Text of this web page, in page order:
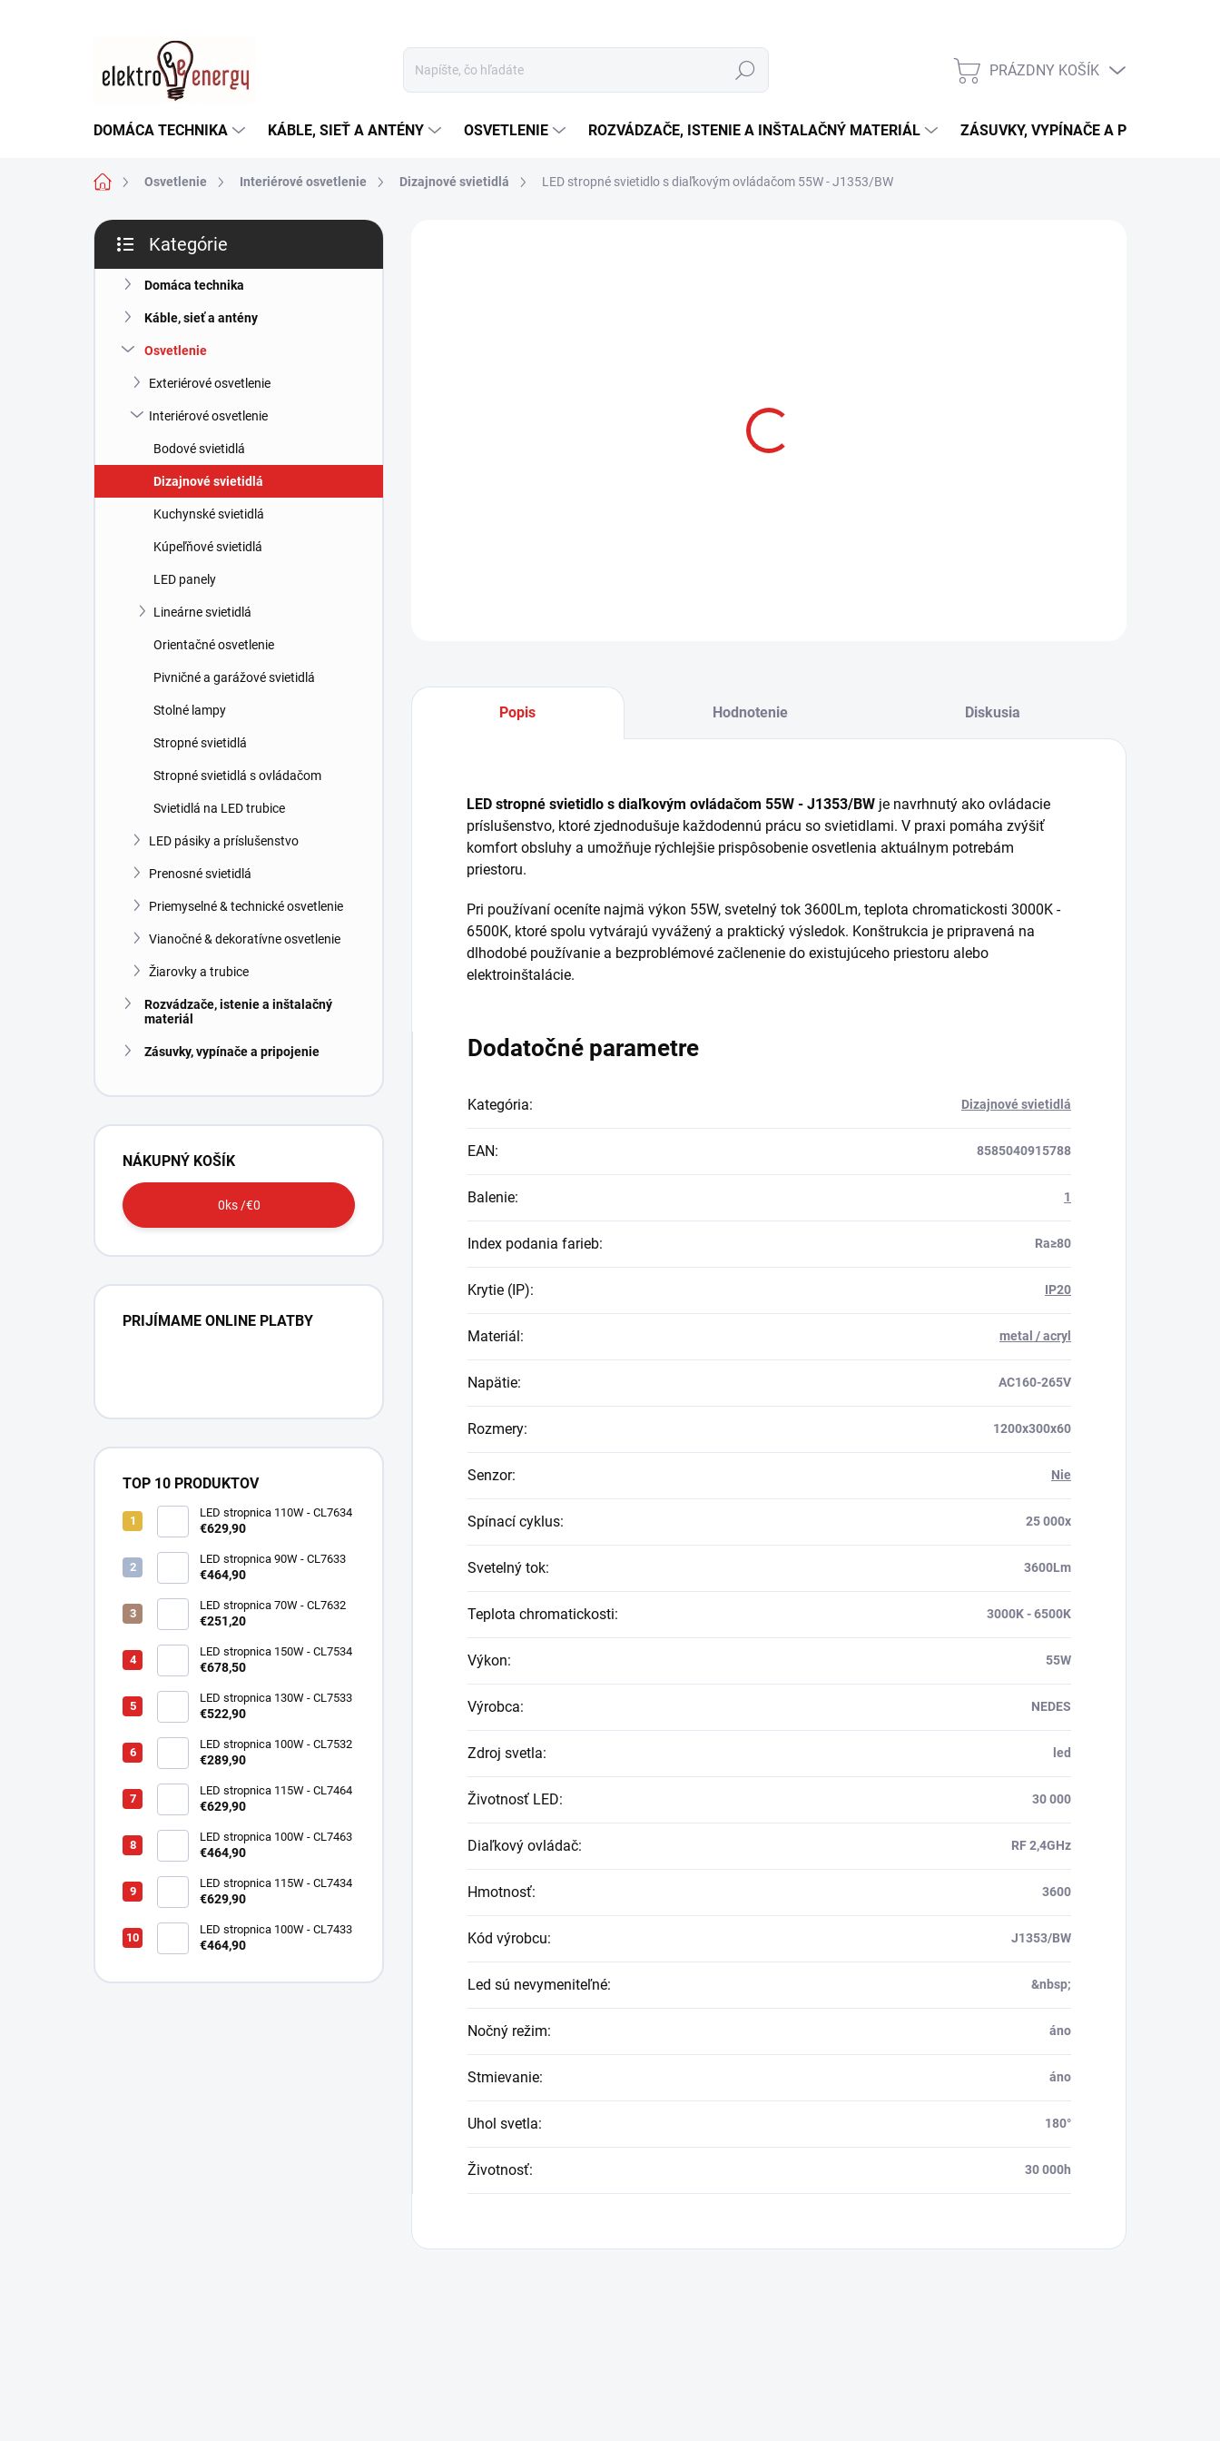
Hľadať
NÁKUPNÝ
PRÁZDNY KOŠÍK
DOMÁCA TECHNIKA KÁBLE, SIEŤ A ANTÉNY OSVETLENIE ROZVÁDZAČE, ISTENIE A INŠTALAČNÝ MATERIÁL ZÁSUVKY, VYPÍNAČE A PRIPOJENIE
DomovOsvetlenie Interiérové osvetlenie Dizajnové svietidlá LED stropné svietidlo s diaľkovým ovládačom 55W - J1353/BW
B
č
kategórie
Kategórie
Domáca technika
Káble, sieť a antény
Osvetlenie
Exteriérové osvetlenie
Interiérové osvetlenie
Bodové svietidlá
Dizajnové svietidlá
Kuchynské svietidlá
Kúpeľňové svietidlá
LED panely
Lineárne svietidlá
Orientačné osvetlenie
Pivničné a garážové svietidlá
Stolné lampy
Stropné svietidlá
Stropné svietidlá s ovládačom
Svietidlá na LED trubice
LED pásiky a príslušenstvo
Prenosné svietidlá
Priemyselné & technické osvetlenie
Vianočné & dekoratívne osvetlenie
Žiarovky a trubice
Rozvádzače, istenie a inštalačný
materiál
Zásuvky, vypínače a pripojenie
NÁKUPNÝ KOŠÍK
0ks /€0
PRIJÍMAME ONLINE PLATBY
TOP 10 PRODUKTOV
LED stropnica 110W - CL7634
€629,90
LED stropnica 90W - CL7633
€464,90
LED stropnica 70W - CL7632
€251,20
LED stropnica 150W - CL7534
€678,50
LED stropnica 130W - CL7533
€522,90
LED stropnica 100W - CL7532
€289,90
LED stropnica 115W - CL7464
€629,90
LED stropnica 100W - CL7463
€464,90
LED stropnica 115W - CL7434
€629,90
LED stropnica 100W - CL7433
€464,90
Popis Hodnotenie Diskusia
LED stropné svietidlo s diaľkovým ovládačom 55W - J1353/BW je navrhnutý ako ovládacie
príslušenstvo, ktoré zjednodušuje každodennú prácu so svietidlami. V praxi pomáha zvýšiť
komfort obsluhy a umožňuje rýchlejšie prispôsobenie osvetlenia aktuálnym potrebám
priestoru.
Pri používaní oceníte najmä výkon 55W, svetelný tok 3600Lm, teplota chromatickosti 3000K -
6500K, ktoré spolu vytvárajú vyvážený a praktický výsledok. Konštrukcia je pripravená na
dlhodobé používanie a bezproblémové začlenenie do existujúceho priestoru alebo
elektroinštalácie.
Dodatočné parametre
Kategória: Dizajnové svietidlá
EAN: 8585040915788
Balenie: 1
Index podania farieb: Ra≥80
Krytie (IP): IP20
Materiál: metal / acryl
Napätie: AC160-265V
Rozmery: 1200x300x60
Senzor: Nie
Spínací cyklus: 25 000x
Svetelný tok: 3600Lm
Teplota chromatickosti: 3000K - 6500K
Výkon: 55W
Výrobca: NEDES
Zdroj svetla: led
Životnosť LED: 30 000
Diaľkový ovládač: RF 2,4GHz
Hmotnosť: 3600
Kód výrobcu: J1353/BW
Led sú nevymeniteľné: &nbsp;
Nočný režim: áno
Stmievanie: áno
Uhol svetla: 180°
Životnosť: 30 000h